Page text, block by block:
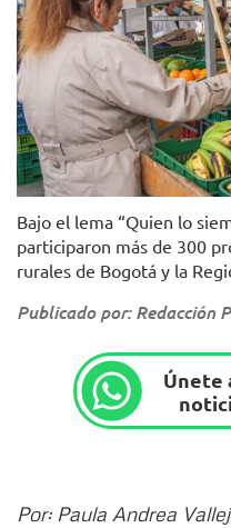
Bajo el lema “Quien lo
participaron más de 300
rurales de Bogotá y la
Publicado por: Redacción
Únete
Por: Paula Andrea